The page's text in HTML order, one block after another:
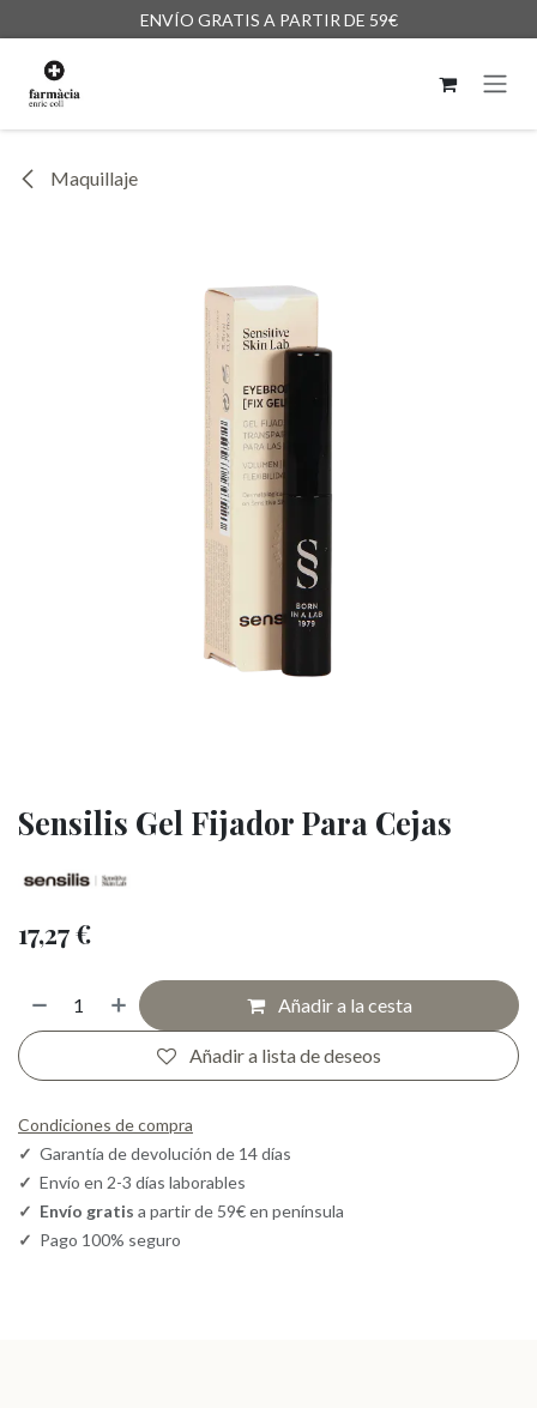
ENVÍO GRATIS A PARTIR DE 59€
Maquillaje
Sensilis Gel Fijador Para Cejas
17,27€
Añadir a la cesta
Añadir a lista de deseos
Condiciones de compra
✓ Garantía de devolución de 14 días
✓ Envío en 2-3 días laborables
✓ Envío gratis a partir de 59€ en península
✓ Pago 100% seguro